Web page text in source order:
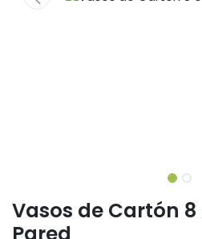
Vasos de Cartón 8